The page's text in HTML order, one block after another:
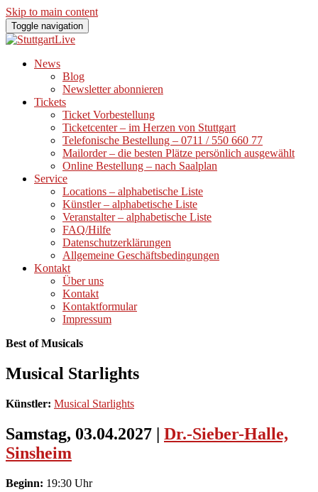
Skip to main content
Toggle navigation
News
Blog
Newsletter abonnieren
Tickets
Ticket Vorbestellung
Ticketcenter – im Herzen von Stuttgart
Telefonische Bestellung – 0711 / 550 660 77
Mailorder – die besten Plätze persönlich ausgewählt
Online Bestellung – nach Saalplan
Service
Locations – alphabetische Liste
Künstler – alphabetische Liste
Veranstalter – alphabetische Liste
FAQ/Hilfe
Datenschutzerklärungen
Allgemeine Geschäftsbedingungen
Kontakt
Über uns
Kontakt
Kontaktformular
Impressum
Best of Musicals
Musical Starlights
Künstler: Musical Starlights
Samstag, 03.04.2027 | Dr.-Sieber-Halle,
Sinsheim
Beginn: 19:30 Uhr